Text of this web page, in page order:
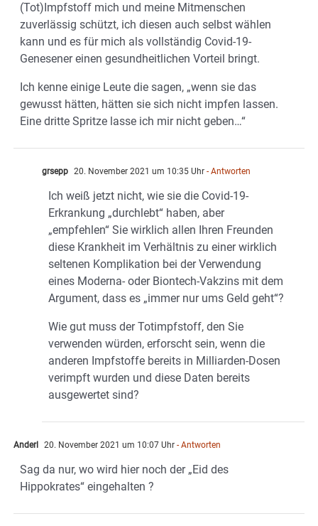
(Tot)Impfstoff mich und meine Mitmenschen
zuverlässig schützt, ich diesen auch selbst wählen
kann und es für mich als vollständig Covid-19-
Genesener einen gesundheitlichen Vorteil bringt.
Ich kenne einige Leute die sagen, „wenn sie das
gewusst hätten, hätten sie sich nicht impfen lassen.
Eine dritte Spritze lasse ich mir nicht geben…“
grsepp 20. November 2021 um 10:35 Uhr - Antworten
Ich weiß jetzt nicht, wie sie die Covid-19-
Erkrankung „durchlebt“ haben, aber
„empfehlen“ Sie wirklich allen Ihren Freunden
diese Krankheit im Verhältnis zu einer wirklich
seltenen Komplikation bei der Verwendung
eines Moderna- oder Biontech-Vakzins mit dem
Argument, dass es „immer nur ums Geld geht“?
Wie gut muss der Totimpfstoff, den Sie
verwenden würden, erforscht sein, wenn die
anderen Impfstoffe bereits in Milliarden-Dosen
verimpft wurden und diese Daten bereits
ausgewertet sind?
Anderl 20. November 2021 um 10:07 Uhr - Antworten
Sag da nur, wo wird hier noch der „Eid des
Hippokrates“ eingehalten ?